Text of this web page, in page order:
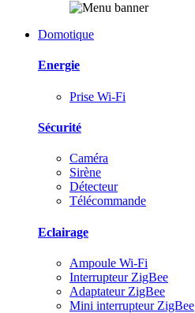
Domotique
Energie
Prise Wi-Fi
Sécurité
Caméra
Sirène
Détecteur
Télécommande
Eclairage
Ampoule Wi-Fi
Interrupteur ZigBee
Adaptateur ZigBee
Mini interrupteur ZigBee